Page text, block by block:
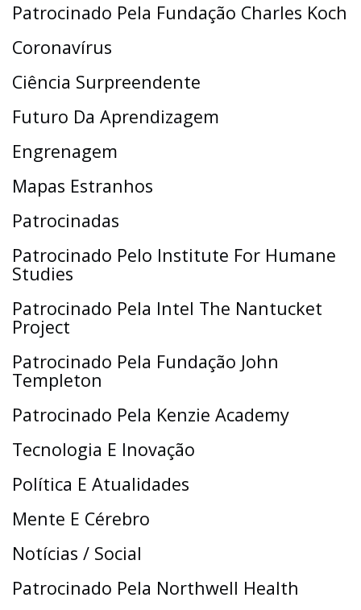
Patrocinado Pela Fundação Charles Koch
Coronavírus
Ciência Surpreendente
Futuro Da Aprendizagem
Engrenagem
Mapas Estranhos
Patrocinadas
Patrocinado Pelo Institute For Humane
Studies
Patrocinado Pela Intel The Nantucket
Project
Patrocinado Pela Fundação John
Templeton
Patrocinado Pela Kenzie Academy
Tecnologia E Inovação
Política E Atualidades
Mente E Cérebro
Notícias / Social
Patrocinado Pela Northwell Health